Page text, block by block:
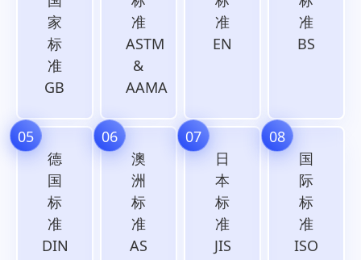
家
标
准
GB
准
ASTM
&
AAMA
准
EN
准
BS
05
德
国
标
准
DIN
06
澳
洲
标
准
AS
07
日
本
标
准
JIS
08
国
际
标
准
ISO